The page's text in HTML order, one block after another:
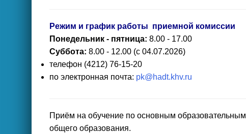
Режим и график работы приемной комиссии
Понедельник - пятница: 8.00 - 17.00
Суббота: 8.00 - 12.00 (с 04.07.2026)
телефон (4212) 76-15-20
по электронная почта: pk@hadt.khv.ru
Приём на обучение по основным
общего образования.